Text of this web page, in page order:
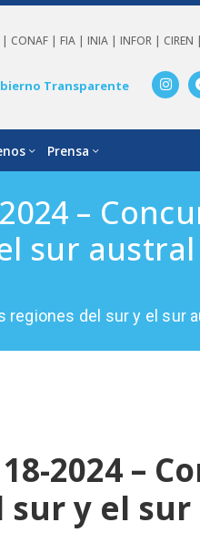
| CONAF |FIA |INIA |INFOR |
Transparente
Prensa
–
sur austral
regiones del sur y el sur
2024 –
sur y el sur